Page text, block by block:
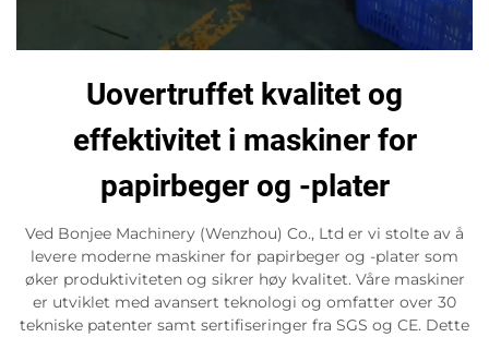
Uovertruffet kvalitet og
effektivitet i maskiner for
papirbeger og -plater
Ved Bonjee Machinery (Wenzhou) Co., Ltd er vi stolte av å
levere moderne maskiner for papirbeger og -plater som
øker produktiviteten og sikrer høy kvalitet. Våre maskiner
er utviklet med avansert teknologi og omfatter over 30
tekniske patenter samt sertifiseringer fra SGS og CE. Dette